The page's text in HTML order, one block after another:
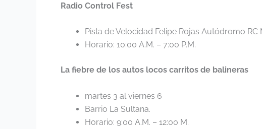
Radio Control Fest
Pista de Velocidad Felipe Rojas Autódromo RC
Horario: 10:00 A.M. – 7:00 P.M.
La fiebre de los autos locos carritos de balineras
martes 3 al viernes 6
Barrio La Sultana.
Horario: 9:00 A.M. – 12:00 M.